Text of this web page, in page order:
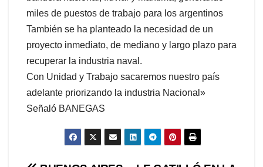
miles de puestos de trabajo para los argentinos
También se ha planteado la necesidad de un
proyecto inmediato, de mediano y largo plazo para
recuperar la industria naval.
Con Unidad y Trabajo sacaremos nuestro país
adelante priorizando la industria Nacional»
Señaló BANEGAS